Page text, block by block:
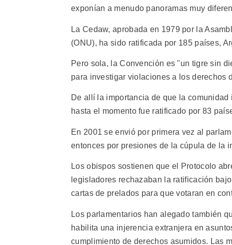
exponían a menudo panoramas muy
La Cedaw, aprobada en 1979 por la
(ONU), ha sido ratificada por 185 países,
Pero sola, la Convención es "un tigre sin
para investigar violaciones a los derechos
De allí la importancia de que la
hasta el momento fue ratificado por 83
En 2001 se envió por primera vez al
entonces por presiones de la cúpula de la
Los obispos sostienen que el Protocolo
legisladores rechazaban la ratificación
cartas de prelados para que votaran en
Los parlamentarios han alegado también
habilita una injerencia extranjera en
cumplimiento de derechos asumidos. Las